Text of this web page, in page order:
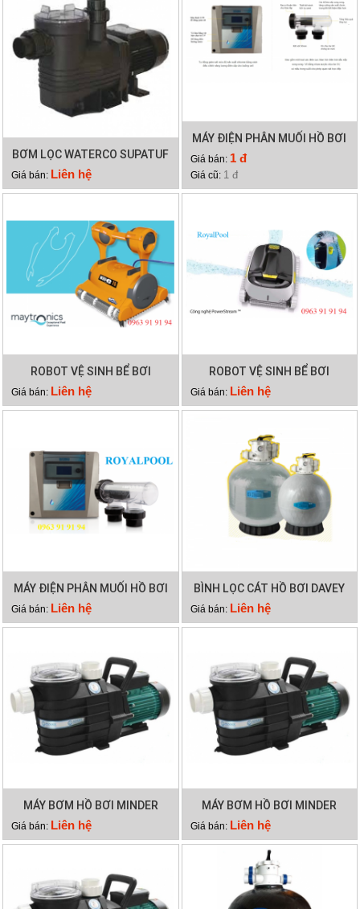
BƠM LỌC WATERCO SUPATUF
300
Giá bán: Liên hệ
MÁY ĐIỆN PHÂN MUỐI HỒ BƠI
WATERCO HYDROCHLOR
MINERAL 4000
Giá bán: 1 đ
Giá cũ: 1 đ
ROBOT VỆ SINH BỂ BƠI
DOLPHIN WAVE 75
Giá bán: Liên hệ
ROBOT VỆ SINH BỂ BƠI
DOLPHIN X40 PLUS
Giá bán: Liên hệ
MÁY ĐIỆN PHÂN MUỐI HỒ BƠI
WATERCO HYDROCHLOR
MINERAL 5000
Giá bán: Liên hệ
BÌNH LỌC CÁT HỒ BƠI DAVEY
DEP2140
Giá bán: Liên hệ
MÁY BƠM HỒ BƠI MINDER
MXB300
Giá bán: Liên hệ
MÁY BƠM HỒ BƠI MINDER
MXB250
Giá bán: Liên hệ